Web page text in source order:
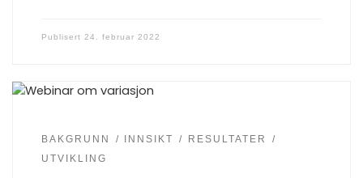
Publisert 24. februar 2022
BAKGRUNN INNSIKT
RESULTATER
UTVIKLING